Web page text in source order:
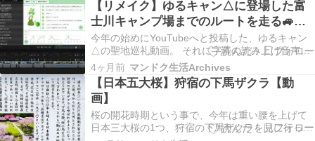
するにしても、磁石で簡単に 脱着できるという取
り回しの良さから活用している…
【リメイク】ゆるキャン△に登場した富
士川キャンプ場までのルートを走る🚙
Voice＋【動画】
今年の始めにYouTubeへと投稿した、ゆるキャン
△の聖地巡礼動画。 それに字幕の読み上げ音声を
追加して再編集したバージョンを作成。 なでし
こが歩いたキャンプ場までの道を車で走る⛺️Voice
＋ なでしこが歩いたキャンプ場までの道を車で走
る⛺️Voice＋ そんなリメイク動…
4ヶ月前 マンドク生活Archives
【日本五大桜】狩宿の下馬ザクラ【動
画】
桜の開花時期という事で、今年は重い腰を上げて
日本三大桜の1つ、狩宿の下馬ザクラを見に行っ